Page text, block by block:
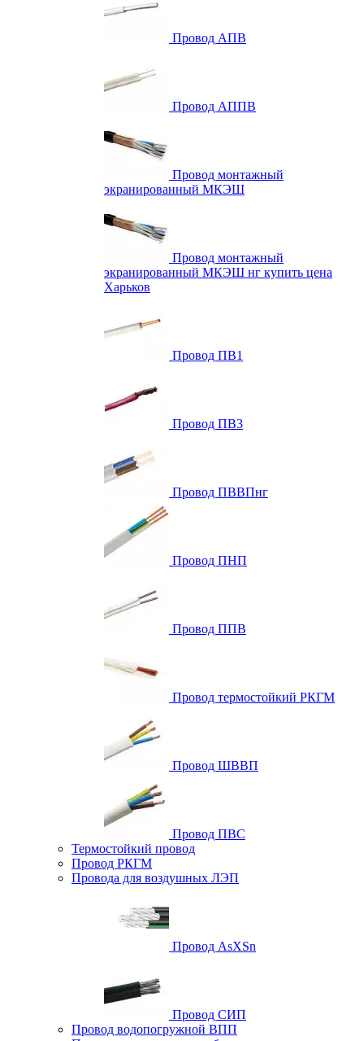
Провод АПВ
Провод АППВ
Провод монтажный
экранированный МКЭШ
Провод монтажный
экранированный МКЭШ нг купить цена
Харьков
Провод ПВ1
Провод ПВ3
Провод ПВВПнг
Провод ПНП
Провод ППВ
Провод термостойкий РКГМ
Провод ШВВП
Провод ПВС
Термостойкий провод
Провод РКГМ
Провода для воздушных ЛЭП
Провод AsXSn
Провод СИП
Провод водопогружной ВПП